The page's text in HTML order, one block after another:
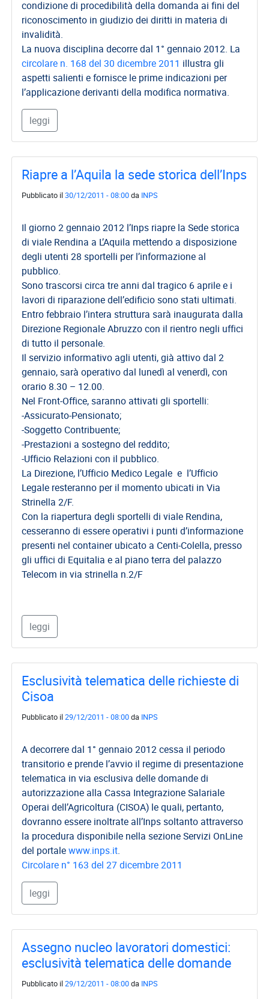
condizione di procedibilità della domanda ai fini del
riconoscimento in giudizio dei diritti in materia di
invalidità.
La nuova disciplina decorre dal 1° gennaio 2012. La
circolare n. 168 del 30 dicembre 2011 illustra gli
aspetti salienti e fornisce le prime indicazioni per
l’applicazione derivanti della modifica normativa.
leggi
Riapre a l’Aquila la sede storica dell’Inps
Pubblicato il30/12/2011 - 08:00da INPS
Il giorno 2 gennaio 2012 l’Inps riapre la Sede storica
di viale Rendina a L’Aquila mettendo a disposizione
degli utenti 28 sportelli per l’informazione al
pubblico.
Sono trascorsi circa tre anni dal tragico 6 aprile e i
lavori di riparazione dell’edificio sono stati ultimati.
Entro febbraio l’intera struttura sarà inaugurata dalla
Direzione Regionale Abruzzo con il rientro negli uffici
di tutto il personale.
Il servizio informativo agli utenti, già attivo dal 2
gennaio, sarà operativo dal lunedì al venerdì, con
orario 8.30 – 12.00.
Nel Front-Office, saranno attivati gli sportelli:
-Assicurato-Pensionato;
-Soggetto Contribuente;
-Prestazioni a sostegno del reddito;
-Ufficio Relazioni con il pubblico.
La Direzione, l’Ufficio Medico Legale e l’Ufficio
Legale resteranno per il momento ubicati in Via
Strinella 2/F.
Con la riapertura degli sportelli di viale Rendina,
cesseranno di essere operativi i punti d’informazione
presenti nel container ubicato a Centi-Colella, presso
gli uffici di Equitalia e al piano terra del palazzo
Telecom in via strinella n.2/F
leggi
Esclusività telematica delle richieste di
Cisoa
Pubblicato il29/12/2011 - 08:00da INPS
A decorrere dal 1° gennaio 2012 cessa il periodo
transitorio e prende l’avvio il regime di presentazione
telematica in via esclusiva delle domande di
autorizzazione alla Cassa Integrazione Salariale
Operai dell’Agricoltura (CISOA) le quali, pertanto,
dovranno essere inoltrate all’Inps soltanto attraverso
la procedura disponibile nella sezione Servizi OnLine
del portalewww.inps.it.
Circolare n° 163 del 27 dicembre 2011
leggi
Assegno nucleo lavoratori domestici:
esclusività telematica delle domande
Pubblicato il29/12/2011 - 08:00da INPS